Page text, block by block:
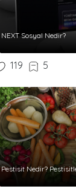
NEXT Sosyal Nedir?
119 5
Pestisit Nedir?